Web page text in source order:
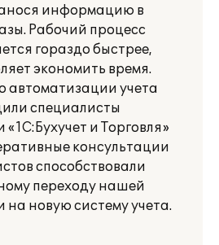
информацию в
Рабочий процесс
гораздо быстрее,
экономить время.
автоматизации учета
специалисты
и Торговля»
консультации
способствовали
переходу нашей
на новую систему учета.